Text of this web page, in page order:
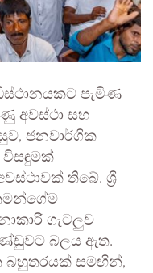
පැමිණ
අවස්ථා සහ
ජනවාර්ගික
විසඳුමක්
තිබේ. ශ්‍රී
ගැටලුව
බලය ඇත.
බහුතරයක් සමඟින්,